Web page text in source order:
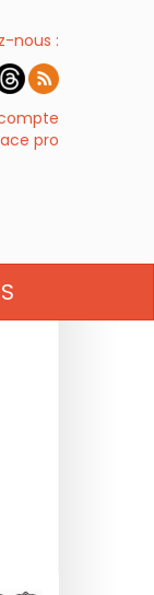
nous :
pro